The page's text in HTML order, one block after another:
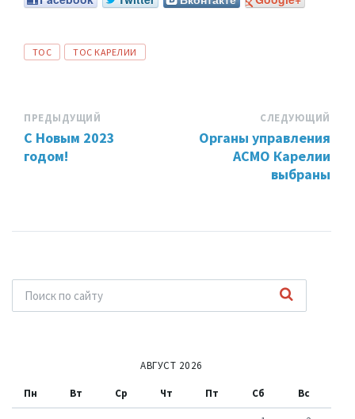
ТЕГИ:
ТОС ТОС КАРЕЛИИ
ПРЕДЫДУЩИЙ
С Новым 2023
годом!
СЛЕДУЮЩИЙ
Органы управления
АСМО Карелии
выбраны
АВГУСТ 2026
Пн Вт Ср Чт Пт Сб Вс